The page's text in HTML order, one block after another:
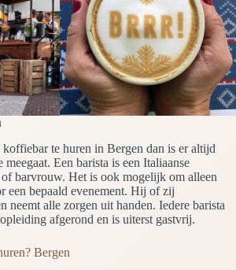
te huren in Bergen dan is er altijd
Een barista is een Italiaanse
barvrouw. Het is ook mogelijk om alleen
een bepaald evenement. Hij of zij
neemt alle zorgen uit handen. Iedere barista
afgerond en is uiterst gastvrij.
Bergen